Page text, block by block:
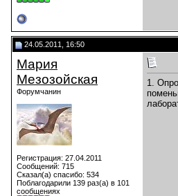
24.05.2011, 16:50
Мария
Мезозойская
Форумчанин
Регистрация: 27.04.2011
Сообщений: 715
Сказал(а) спасибо: 534
Поблагодарили 139 раз(а) в 101
сообщениях
1.